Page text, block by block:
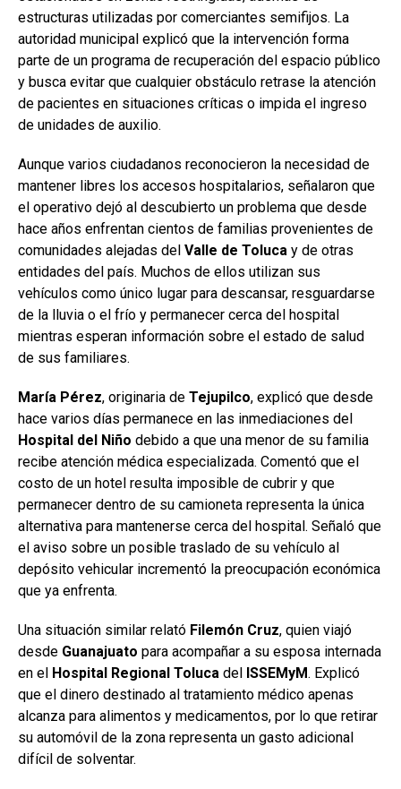
estructuras utilizadas por comerciantes semifijos. La
autoridad municipal explicó que la intervención forma
parte de un programa de recuperación del espacio público
y busca evitar que cualquier obstáculo retrase la atención
de pacientes en situaciones críticas o impida el ingreso
de unidades de auxilio.
Aunque varios ciudadanos reconocieron la necesidad de
mantener libres los accesos hospitalarios, señalaron que
el operativo dejó al descubierto un problema que desde
hace años enfrentan cientos de familias provenientes de
comunidades alejadas del Valle de Toluca y de otras
entidades del país. Muchos de ellos utilizan sus
vehículos como único lugar para descansar, resguardarse
de la lluvia o el frío y permanecer cerca del hospital
mientras esperan información sobre el estado de salud
de sus familiares.
María Pérez, originaria de Tejupilco, explicó que desde
hace varios días permanece en las inmediaciones del
Hospital del Niño debido a que una menor de su familia
recibe atención médica especializada. Comentó que el
costo de un hotel resulta imposible de cubrir y que
permanecer dentro de su camioneta representa la única
alternativa para mantenerse cerca del hospital. Señaló que
el aviso sobre un posible traslado de su vehículo al
depósito vehicular incrementó la preocupación económica
que ya enfrenta.
Una situación similar relató Filemón Cruz, quien viajó
desde Guanajuato para acompañar a su esposa internada
en el Hospital Regional Toluca del ISSEMyM. Explicó
que el dinero destinado al tratamiento médico apenas
alcanza para alimentos y medicamentos, por lo que retirar
su automóvil de la zona representa un gasto adicional
difícil de solventar.